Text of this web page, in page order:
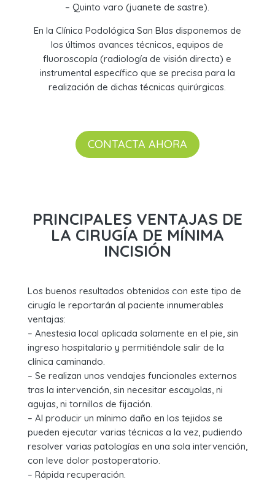
– Quinto varo (juanete de sastre).
En la Clínica Podológica San Blasdisponemos de
los últimos avances técnicos, equipos de
fluoroscopía (radiología de visión directa) e
instrumental específico que se precisa para la
realización de dichas técnicas quirúrgicas.
CONTACTA AHORA
PRINCIPALES VENTAJAS DE
LA CIRUGÍA DE MÍNIMA
INCISIÓN
Los buenos resultados obtenidos con este tipo de
cirugía le reportarán al paciente innumerables
ventajas:
– Anestesia local aplicada solamente en el pie, sin
ingreso hospitalario y permitiéndole salir de la
clínica caminando.
– Se realizan unos vendajes funcionales externos
tras la intervención, sin necesitar escayolas, ni
agujas, ni tornillos de fijación.
– Al producir un mínimo daño en los tejidos se
pueden ejecutar varias técnicas a la vez, pudiendo
resolver varias patologías en una sola intervención,
con leve dolor postoperatorio.
– Rápida recuperación.